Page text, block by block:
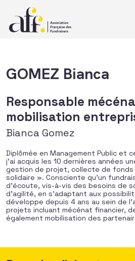
GOMEZ Bianca
Responsable
mobilisation
Bianca Gomez
Diplômée en Management Public et
j’ai acquis les 10 dernières années
gestion de projet, collecte de
solidaire ». Consciente qu’un
d’écoute, vis-à-vis des besoins de
d’agilité, en s’adaptant aux
développe depuis 4 ans au sein de
projets incluant mécénat financier,
également mobilisation des